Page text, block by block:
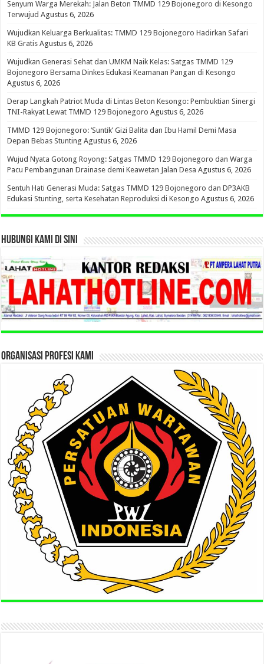
Senyum Warga Merekah: Jalan Beton TMMD 129 Bojonegoro di Kesongo
Terwujud Agustus 6, 2026
Wujudkan Keluarga Berkualitas: TMMD 129 Bojonegoro Hadirkan Safari
KB Gratis Agustus 6, 2026
Wujudkan Generasi Sehat dan UMKM Naik Kelas: Satgas TMMD 129
Bojonegoro Bersama Dinkes Edukasi Keamanan Pangan di Kesongo
Agustus 6, 2026
Derap Langkah Patriot Muda di Lintas Beton Kesongo: Pembuktian Sinergi
TNI-Rakyat Lewat TMMD 129 Bojonegoro Agustus 6, 2026
TMMD 129 Bojonegoro: ‘Suntik’ Gizi Balita dan Ibu Hamil Demi Masa
Depan Bebas Stunting Agustus 6, 2026
Wujud Nyata Gotong Royong: Satgas TMMD 129 Bojonegoro dan Warga
Pacu Pembangunan Drainase demi Keawetan Jalan Desa Agustus 6, 2026
Sentuh Hati Generasi Muda: Satgas TMMD 129 Bojonegoro dan DP3AKB
Edukasi Stunting, serta Kesehatan Reproduksi di Kesongo Agustus 6, 2026
HUBUNGI KAMI DI SINI
ORGANISASI PROFESI KAMI